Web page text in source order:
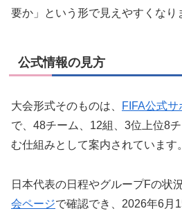
要か」という形で見えやすくなり
公式情報の見方
大会形式そのものは、
FIFA公式
で、48チーム、12組、3位上位8
む仕組みとして案内されています。
日本代表の日程やグループFの状況
会ページで確認でき、2026年6月